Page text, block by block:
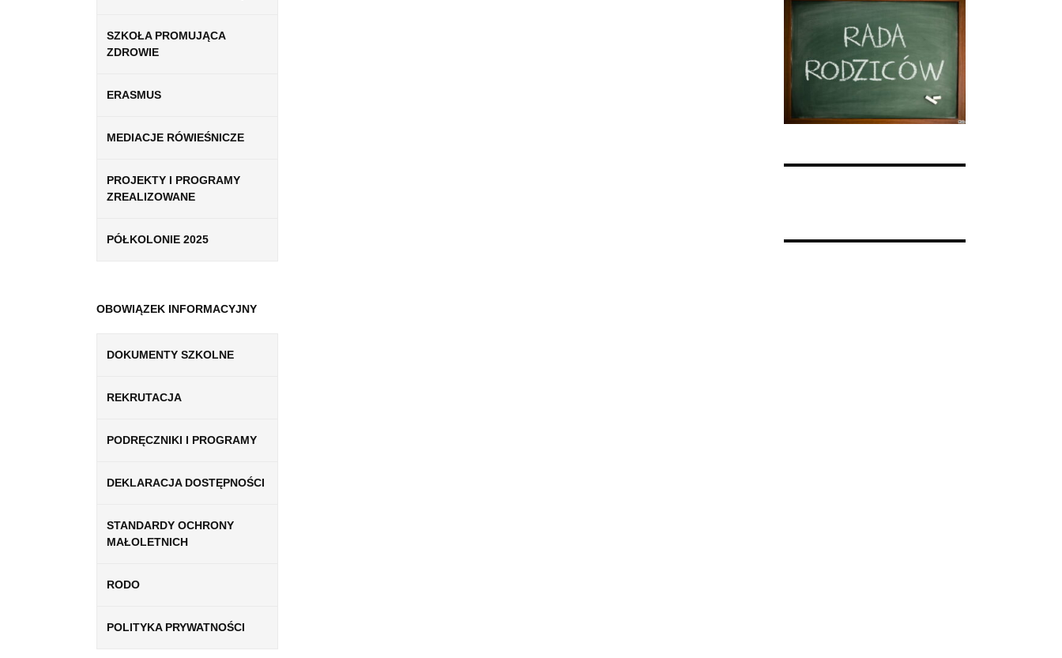
SZKOŁA PROMUJĄCA
ZDROWIE
ERASMUS
MEDIACJE RÓWIEŚNICZE
PROJEKTY I PROGRAMY
ZREALIZOWANE
PÓŁKOLONIE 2025
OBOWIĄZEK INFORMACYJNY
DOKUMENTY SZKOLNE
REKRUTACJA
PODRĘCZNIKI I PROGRAMY
DEKLARACJA DOSTĘPNOŚCI
STANDARDY OCHRONY
MAŁOLETNICH
RODO
POLITYKA PRYWATNOŚCI